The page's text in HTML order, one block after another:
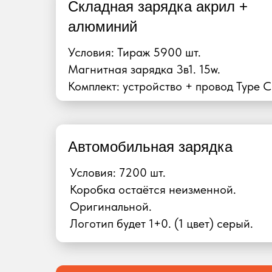
Складная зарядка акрил +
алюминий
Условия: Тираж 5900 шт.
Магнитная зарядка 3в1. 15w.
Комплект: устройство + провод Type
Автомобильная зарядка
Условия: 7200 шт.
Коробка остаётся неизменной.
Оригинальной.
Логотип будет 1+0. (1 цвет) серый.